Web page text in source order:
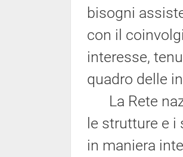
bisogni
con il
interesse,
quadro delle
La Rete
le strutture e
in maniera